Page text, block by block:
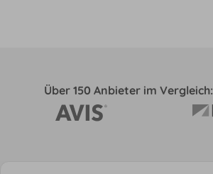
Über 150 Anbieter im Vergleich: